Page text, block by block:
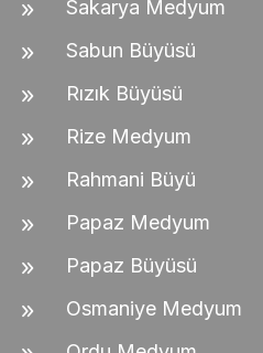
Sakarya Medyum
Sabun Büyüsü
Rızık Büyüsü
Rize Medyum
Rahmani Büyü
Papaz Medyum
Papaz Büyüsü
Osmaniye Medyum